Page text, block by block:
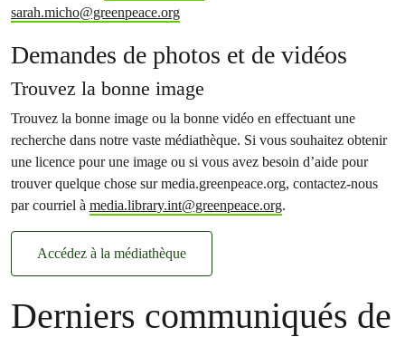
sarah.micho@greenpeace.org
Demandes de photos et de vidéos
Trouvez la bonne image
Trouvez la bonne image ou la bonne vidéo en effectuant une
recherche dans notre vaste médiathèque. Si vous souhaitez obtenir
une licence pour une image ou si vous avez besoin d’aide pour
trouver quelque chose sur media.greenpeace.org, contactez-nous
par courriel à media.library.int@greenpeace.org.
Accédez à la médiathèque
Derniers communiqués de